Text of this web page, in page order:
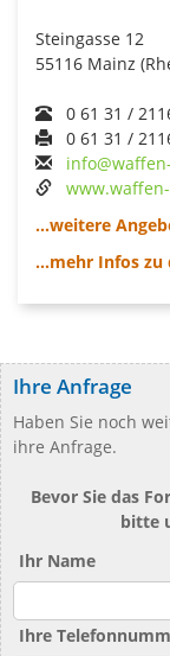
Steingasse 12
55116 Mainz
0 61 31 /
0 61 31 /
...weitere
...mehr Infos zu
Ihre Anfrage
Haben Sie noch
ihre Anfrage.
Bevor Sie das
bitte
Ihr Name
Ihre